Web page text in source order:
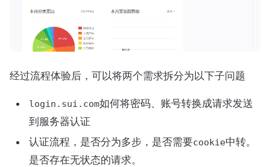
经过流程体验后，可以将两个需求拆分为以下子问题
login.sui.com如何将密码、账号转换成请求发送
到服务器认证
认证流程，是否分为多步，是否需要cookie中转。
是否存在无状态的请求。